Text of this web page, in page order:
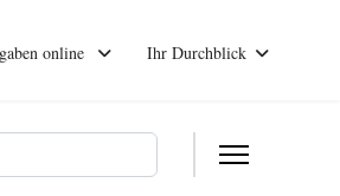
online Ihr Durchblick